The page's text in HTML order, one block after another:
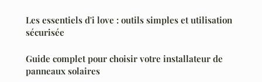
Les essentiels d'i love : outils simples et utilisation
sécurisée
Guide complet pour choisir votre installateur de
panneaux solaires